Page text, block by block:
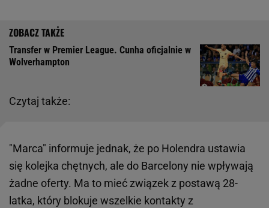
Czytaj także:
Transfer w Premier League. Cunha oficjalnie w
Wolverhampton
"Marca" informuje jednak, że po Holendra ustawia
się kolejka chętnych, ale do Barcelony nie wpływają
żadne oferty. Ma to mieć związek z postawą 28-
latka, który blokuje wszelkie kontakty z